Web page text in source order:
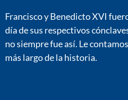
Francisco y Benedicto XVI
día de sus respectivos
no siempre fue así. Le
más largo de la historia.